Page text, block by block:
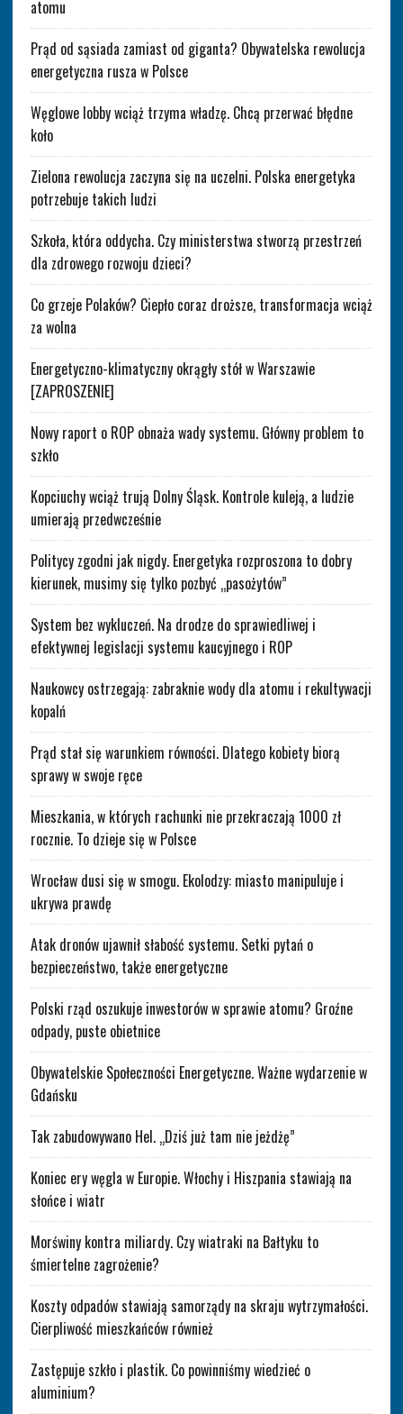
atomu
Prąd od sąsiada zamiast od giganta? Obywatelska rewolucja
energetyczna rusza w Polsce
Węglowe lobby wciąż trzyma władzę. Chcą przerwać błędne
koło
Zielona rewolucja zaczyna się na uczelni. Polska energetyka
potrzebuje takich ludzi
Szkoła, która oddycha. Czy ministerstwa stworzą przestrzeń
dla zdrowego rozwoju dzieci?
Co grzeje Polaków? Ciepło coraz droższe, transformacja wciąż
za wolna
Energetyczno-klimatyczny okrągły stół w Warszawie
[ZAPROSZENIE]
Nowy raport o ROP obnaża wady systemu. Główny problem to
szkło
Kopciuchy wciąż trują Dolny Śląsk. Kontrole kuleją, a ludzie
umierają przedwcześnie
Politycy zgodni jak nigdy. Energetyka rozproszona to dobry
kierunek, musimy się tylko pozbyć „pasożytów”
System bez wykluczeń. Na drodze do sprawiedliwej i
efektywnej legislacji systemu kaucyjnego i ROP
Naukowcy ostrzegają: zabraknie wody dla atomu i rekultywacji
kopalń
Prąd stał się warunkiem równości. Dlatego kobiety biorą
sprawy w swoje ręce
Mieszkania, w których rachunki nie przekraczają 1000 zł
rocznie. To dzieje się w Polsce
Wrocław dusi się w smogu. Ekolodzy: miasto manipuluje i
ukrywa prawdę
Atak dronów ujawnił słabość systemu. Setki pytań o
bezpieczeństwo, także energetyczne
Polski rząd oszukuje inwestorów w sprawie atomu? Groźne
odpady, puste obietnice
Obywatelskie Społeczności Energetyczne. Ważne wydarzenie w
Gdańsku
Tak zabudowywano Hel. „Dziś już tam nie jeżdżę”
Koniec ery węgla w Europie. Włochy i Hiszpania stawiają na
słońce i wiatr
Morświny kontra miliardy. Czy wiatraki na Bałtyku to
śmiertelne zagrożenie?
Koszty odpadów stawiają samorządy na skraju wytrzymałości.
Cierpliwość mieszkańców również
Zastępuje szkło i plastik. Co powinniśmy wiedzieć o
aluminium?